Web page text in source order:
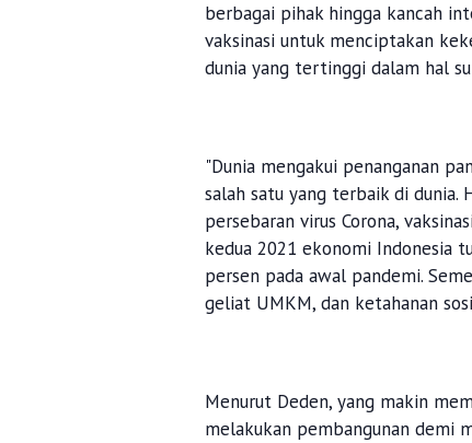
berbagai pihak hingga kancah
vaksinasi untuk menciptakan
dunia yang tertinggi dalam hal
"Dunia mengakui penanganan
salah satu yang terbaik di
persebaran virus Corona,
kedua 2021 ekonomi Indonesia
persen pada awal pandemi.
geliat UMKM, dan ketahanan
Menurut Deden, yang makin
melakukan pembangunan demi